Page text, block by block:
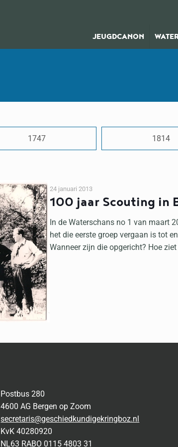
JEUGDCANON
1747 1814
100 jaar Scouting in
24 januari 2013
In de Waterschans no 1 van maart
het die eerste groep vergaan is tot
Wanneer zijn die opgericht? Hoe
Postbus 280
4600 AG Bergen op Zoom
secretaris@geschiedkundigekringboz.nl
KvK 40280920
NL63 RABO 0115 4803 31